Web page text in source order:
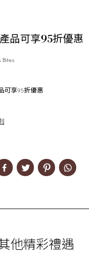
品可享95折優惠
Bites
可享95折優惠
他精彩禮遇